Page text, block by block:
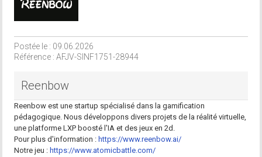
Postée le : 09.06.2026
Référence : AFJV-SINF1751-28944
Reenbow
Reenbow est une startup spécialisé dans la gamification
pédagogique. Nous développons divers projets de la réalité virtuelle,
une platforme LXP boosté l'IA et des jeux en 2d.
Pour plus d'information : https://www.reenbow.ai/
Notre jeu : https://www.atomicbattle.com/